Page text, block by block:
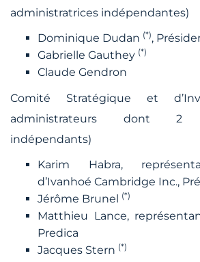
administratrices indépendantes)
Dominique Dudan (*),
Gabrielle Gauthey (*)
Claude Gendron
Comité Stratégique et
administrateurs dont 2
indépendants)
Karim Habra,
d’Ivanhoé Cambridge Inc.,
Jérôme Brunel (*)
Matthieu Lance,
Predica
Jacques Stern (*)